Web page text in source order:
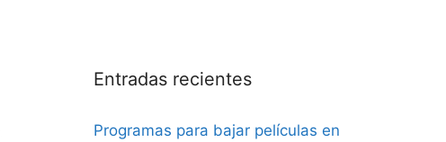
Entradas recientes
Programas para bajar películas en